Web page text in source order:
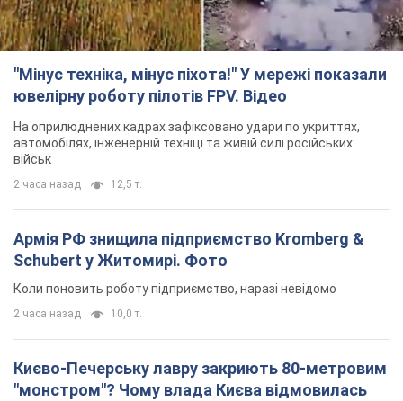
"Мінус техніка, мінус піхота!" У мережі показали
ювелірну роботу пілотів FPV. Відео
На оприлюднених кадрах зафіксовано удари по укриттях,
автомобілях, інженерній техніці та живій силі російських
військ
2 часа назад 12,5 т.
Армія РФ знищила підприємство Kromberg &
Schubert у Житомирі. Фото
Коли поновить роботу підприємство, наразі невідомо
2 часа назад 10,0 т.
Києво-Печерську лавру закриють 80-метровим
"монстром"? Чому влада Києва відмовилась